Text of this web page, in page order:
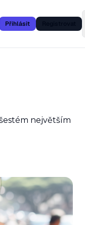
Přihlásit
největším